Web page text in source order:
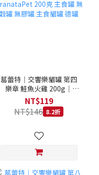
葛蕾特｜交響樂貓罐 第四
樂章 鮭魚火雞 200g｜
GranataPet 200克 主食罐
無穀罐 無膠罐 主食貓罐 德
罐
NT$119
NT$146 8.2折